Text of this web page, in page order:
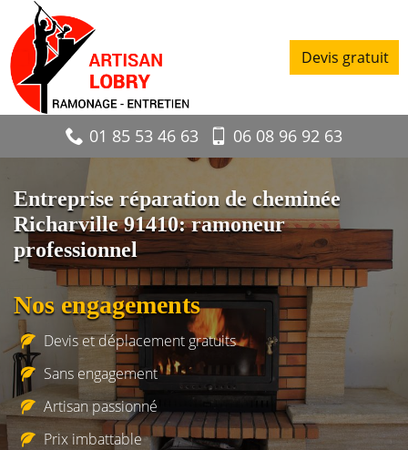
Devis gratuit
01 85 53 46 63 06 08 96 92 63
Entreprise réparation de cheminée
Richarville 91410: ramoneur
professionnel
Nos engagements
Devis et déplacement gratuits
Sans engagement
Artisan passionné
Prix imbattable